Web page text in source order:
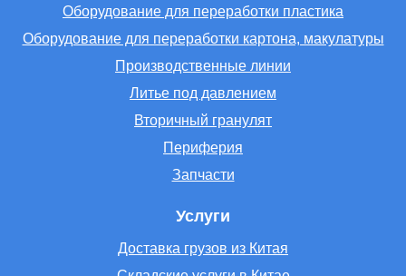
Оборудование для переработки пластика
Оборудование для переработки картона, макулатуры
Производственные линии
Литье под давлением
Вторичный гранулят
Периферия
Запчасти
Услуги
Доставка грузов из Китая